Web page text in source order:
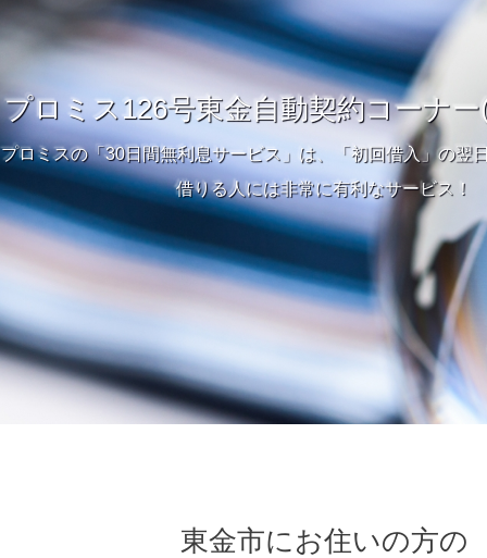
プロミス126号東金自動契約コーナ
プロミスの「30日間無利息サービス」は、「初回借入」の翌
借りる人には非常に有利なサービス！
東金市にお住いの方の